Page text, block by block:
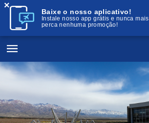
Baixe o nosso aplicativo!
Instale nosso app grátis e nunca mais
perca nenhuma promoção!
×